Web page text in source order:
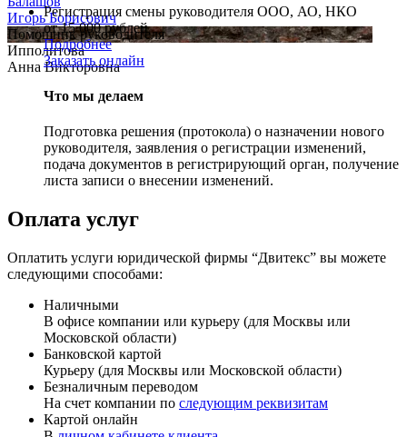
Игорь Борисович
Помощник руководителя
Ипполитова
Анна Викторовна
Регистрация смены руководителя ООО, АО, НКО
от 15 000 рублей
Подробнее
Заказать онлайн
Что мы делаем
Подготовка решения (протокола) о назначении нового
руководителя, заявления о регистрации изменений,
подача документов в регистрирующий орган, получение
листа записи о внесении изменений.
Оплата услуг
Оплатить услуги юридической фирмы “Двитекс” вы можете
следующими способами:
Наличными
В офисе компании или курьеру (для Москвы или
Московской области)
Банковской картой
Курьеру (для Москвы или Московской области)
Безналичным переводом
На счет компании по следующим реквизитам
Картой онлайн